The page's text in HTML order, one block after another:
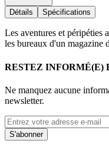
Détails Spécifications
Les aventures et péripéties
les bureaux d'un magazine
RESTEZ INFORMÉ(E)
Ne manquez aucune
newsletter.
S'abonner